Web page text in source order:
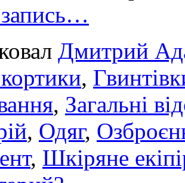
Дмитрий
,
, Загальні
, Одяг,
, Шкіряне